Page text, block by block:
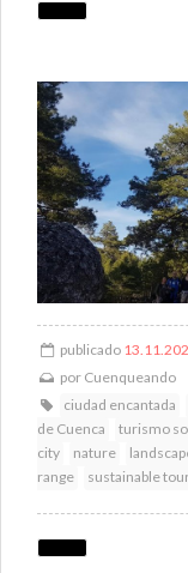
publicado
por Cuenqueando
ciudad encantada
de Cuenca
turismo
city
nature
range
sustainable